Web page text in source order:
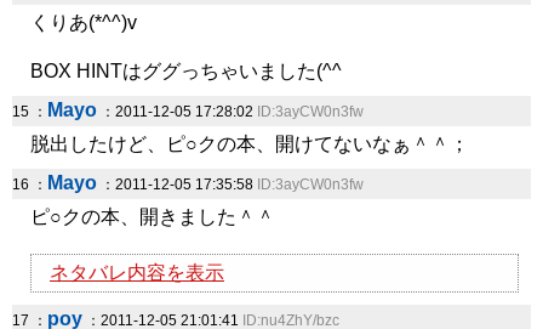
くりあ(*^^)v
BOX HINTはググっちゃいました(^^ゞ
15 ： Mayo ：2011-12-05 17:28:02 ID:3ayCW0n3fw
脱出したけど、ピ○クの本、開けてないなぁ＾＾；
16 ： Mayo ：2011-12-05 17:35:58 ID:3ayCW0n3fw
ピ○クの本、開きました＾＾
ネタバレ内容を表示
17 ： poy ：2011-12-05 21:01:41 ID:nu4ZhY/bzc